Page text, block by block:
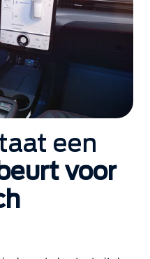
een
voor